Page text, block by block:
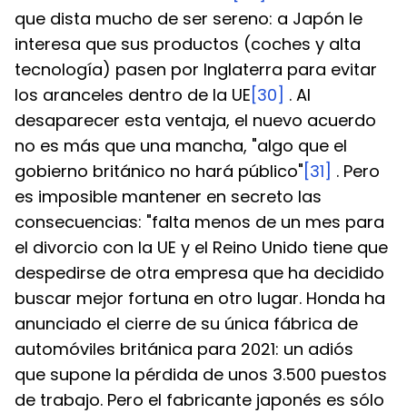
que dista mucho de ser sereno: a Japón le
interesa que sus productos (coches y alta
tecnología) pasen por Inglaterra para evitar
los aranceles dentro de la UE [30] . Al
desaparecer esta ventaja, el nuevo acuerdo
no es más que una mancha, "algo que el
gobierno británico no hará público" [31] . Pero
es imposible mantener en secreto las
consecuencias: "falta menos de un mes para
el divorcio con la UE y el Reino Unido tiene que
despedirse de otra empresa que ha decidido
buscar mejor fortuna en otro lugar. Honda ha
anunciado el cierre de su única fábrica de
automóviles británica para 2021: un adiós
que supone la pérdida de unos 3.500 puestos
de trabajo. Pero el fabricante japonés es sólo